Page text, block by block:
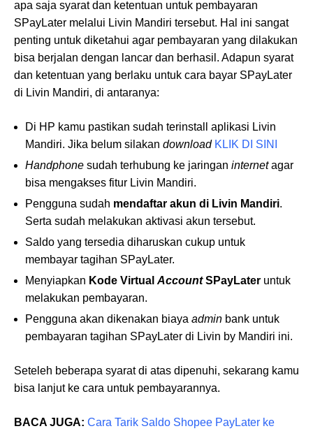
apa saja syarat dan ketentuan untuk pembayaran
SPayLater melalui Livin Mandiri tersebut. Hal ini sangat
penting untuk diketahui agar pembayaran yang dilakukan
bisa berjalan dengan lancar dan berhasil. Adapun syarat
dan ketentuan yang berlaku untuk cara bayar SPayLater
di Livin Mandiri, di antaranya:
Di HP kamu pastikan sudah terinstall aplikasi Livin
Mandiri. Jika belum silakan download KLIK DI SINI
Handphone sudah terhubung ke jaringan internetagar
bisa mengakses fitur Livin Mandiri.
Pengguna sudah mendaftar akun di Livin Mandiri.
Serta sudah melakukan aktivasi akun tersebut.
Saldo yang tersedia diharuskan cukup untuk
membayar tagihan SPayLater.
Menyiapkan Kode Virtual AccountSPayLater untuk
melakukan pembayaran.
Pengguna akan dikenakan biaya admin bank untuk
pembayaran tagihan SPayLater di Livin by Mandiri ini.
Seteleh beberapa syarat di atas dipenuhi, sekarang kamu
bisa lanjut ke cara untuk pembayarannya.
BACA JUGA: Cara Tarik Saldo Shopee PayLater ke